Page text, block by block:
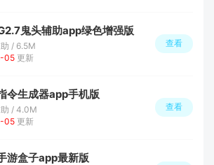
鬼头辅助app绿色增强版
/ 6.5M
05 更新
查看
令生成器app手机版
/ 4.0M
05 更新
查看
游盒子app最新版